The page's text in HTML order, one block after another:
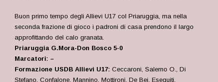
Buon primo tempo degli Allievi U17 col Priaruggia, ma nella
seconda frazione di gioco i padroni di casa prendono il largo
approfittando del calo granata.
Priaruggia G.Mora-Don Bosco 5-0
Marcatori: –
Formazione USDB Allievi U17: Ceccaroni, Salerno O., Di
Stefano, Confalone, Mannino, Mottironi, De Bei, Eseguiti,